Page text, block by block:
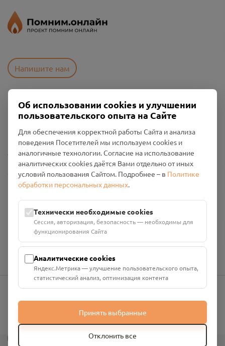
Напишите нам
Пользовательское соглашение
Политика конфиденциальности
Промо-материалы
Настройки cookies
Общество с ограниченной ответственностью «Смоленский
Проект Помним»
Юридический адрес: 216790, Смоленская область, р-н
Руднянский, г. Рудня, улица Западная, д. 26А, пом. 18
Номер счёта: 40702810901130004287 в АО "АЛЬФА-БАНК"
Кор. счёт: 30101810200000000593
info@pomnim.online
Об использовании cookies и улучшении
пользовательского опыта на Сайте
Для обеспечения корректной работы Сайта и анализа
поведения Посетителей мы используем cookies и
аналогичные технологии. Согласие на использование
аналитических cookies даётся Вами отдельно от иных
условий пользования Сайтом. Подробнее – в Политике
обработки персональных данных.
Технически необходимые cookies
Сессия, авторизация, безопасность — необходимы для
функционирования Сайта
Аналитические cookies
Яндекс.Метрика — улучшение пользовательского опыта,
статистический анализ, оптимизация контента
Принять выбранные
Отклонить все